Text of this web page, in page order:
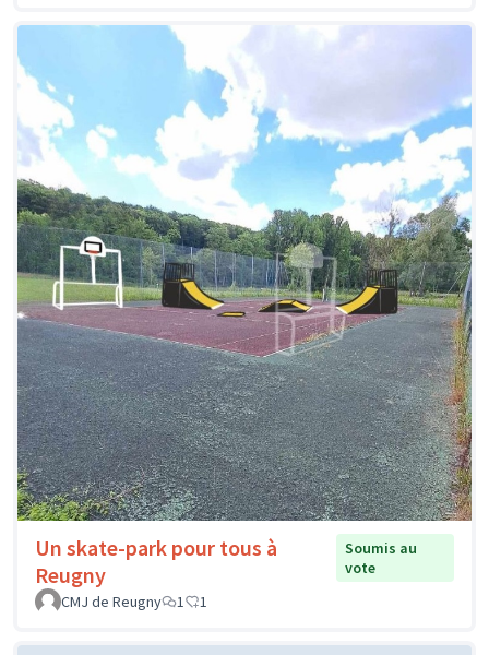
Un skate-park pour tous à
Reugny
Soumis au
vote
CMJ de Reugny
1 1